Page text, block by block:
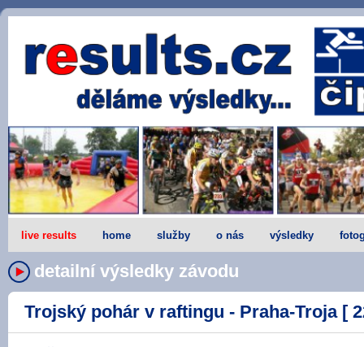
live results home služby o nás výsledky
detailní výsledky závodu
Trojský pohár v raftingu - Praha-Troja [